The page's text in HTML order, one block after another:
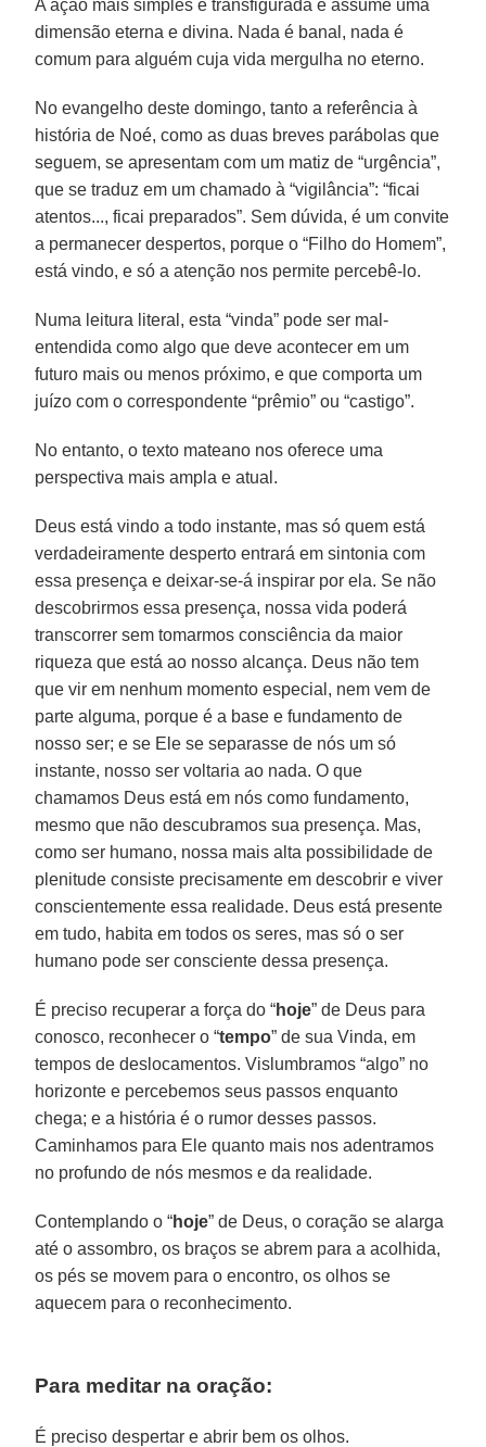
A ação mais simples é transfigurada e assume uma
dimensão eterna e divina. Nada é banal, nada é
comum para alguém cuja vida mergulha no eterno.
No evangelho deste domingo, tanto a referência à
história de Noé, como as duas breves parábolas que
seguem, se apresentam com um matiz de “urgência”,
que se traduz em um chamado à “vigilância”: “ficai
atentos..., ficai preparados”. Sem dúvida, é um convite
a permanecer despertos, porque o “Filho do Homem”,
está vindo, e só a atenção nos permite percebê-lo.
Numa leitura literal, esta “vinda” pode ser mal-
entendida como algo que deve acontecer em um
futuro mais ou menos próximo, e que comporta um
juízo com o correspondente “prêmio” ou “castigo”.
No entanto, o texto mateano nos oferece uma
perspectiva mais ampla e atual.
Deus está vindo a todo instante, mas só quem está
verdadeiramente desperto entrará em sintonia com
essa presença e deixar-se-á inspirar por ela. Se não
descobrirmos essa presença, nossa vida poderá
transcorrer sem tomarmos consciência da maior
riqueza que está ao nosso alcança. Deus não tem
que vir em nenhum momento especial, nem vem de
parte alguma, porque é a base e fundamento de
nosso ser; e se Ele se separasse de nós um só
instante, nosso ser voltaria ao nada. O que
chamamos Deus está em nós como fundamento,
mesmo que não descubramos sua presença. Mas,
como ser humano, nossa mais alta possibilidade de
plenitude consiste precisamente em descobrir e viver
conscientemente essa realidade. Deus está presente
em tudo, habita em todos os seres, mas só o ser
humano pode ser consciente dessa presença.
É preciso recuperar a força do “hoje” de Deus para
conosco, reconhecer o “tempo” de sua Vinda, em
tempos de deslocamentos. Vislumbramos “algo” no
horizonte e percebemos seus passos enquanto
chega; e a história é o rumor desses passos.
Caminhamos para Ele quanto mais nos adentramos
no profundo de nós mesmos e da realidade.
Contemplando o “hoje” de Deus, o coração se alarga
até o assombro, os braços se abrem para a acolhida,
os pés se movem para o encontro, os olhos se
aquecem para o reconhecimento.
Para meditar na oração:
É preciso despertar e abrir bem os olhos.